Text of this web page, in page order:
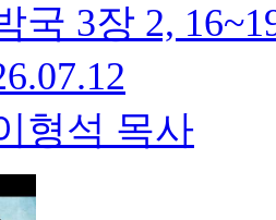
국 3장 2,
형석 목사